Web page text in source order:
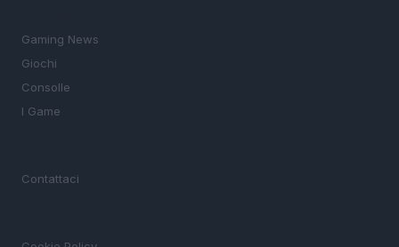
Gaming News
Giochi
Consolle
I Game
Contattaci